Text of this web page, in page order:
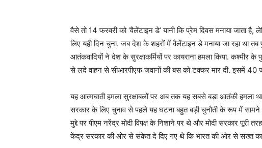
वैसे तो 14 फरवरी को ‘वैलेंटाइन डे’ यानी कि प्रेम दिवस मनाया जाता
लिए यही दिन चुना. जब देश के शहरों में वैलेंटाइन डे मनाया जा रहा था
आतंकवादियों ने देश के सुरक्षाकर्मियों पर कायराना हमला किया.
से लदे वाहन से सीआरपीएफ जवानों की बस को टक्कर मार दी. इसमें 40
यह आत्मघाती हमला सुरक्षाबलों पर अब तक यह सबसे बड़ा आतंकी हमला
सरकार के लिए चुनाव से पहले यह घटना बहुत बड़ी चुनौती के रूप में
मुद्दे पर पीएम नरेंद्र मोदी विपक्ष के निशाने पर थे और मोदी सरकार
केंद्र सरकार की ओर से संकेत दे दिए गए थे कि भारत की ओर से सख्त